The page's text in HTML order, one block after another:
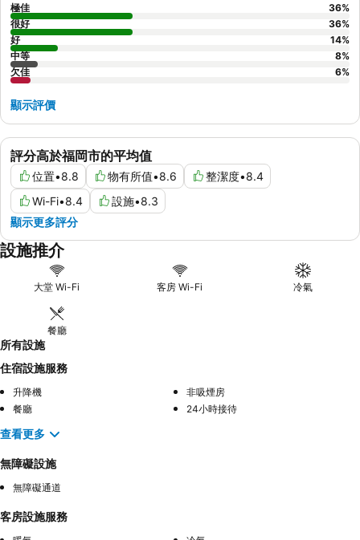
評分高於福岡市的平均值
位置•8.8 物有所值•8.6 整潔度•8.4
Wi-Fi•8.4 設施•8.3
顯示更多評分
極佳 36%
很好
36%
好
14%
中等
8%
欠佳
6%
顯示評價
設施推介
大堂 Wi-Fi 客房 Wi-Fi 冷氣
餐廳
所有設施
住宿設施服務
升降機
非吸煙房
餐廳
24小時接待
查看更多
無障礙設施
無障礙通道
客房設施服務